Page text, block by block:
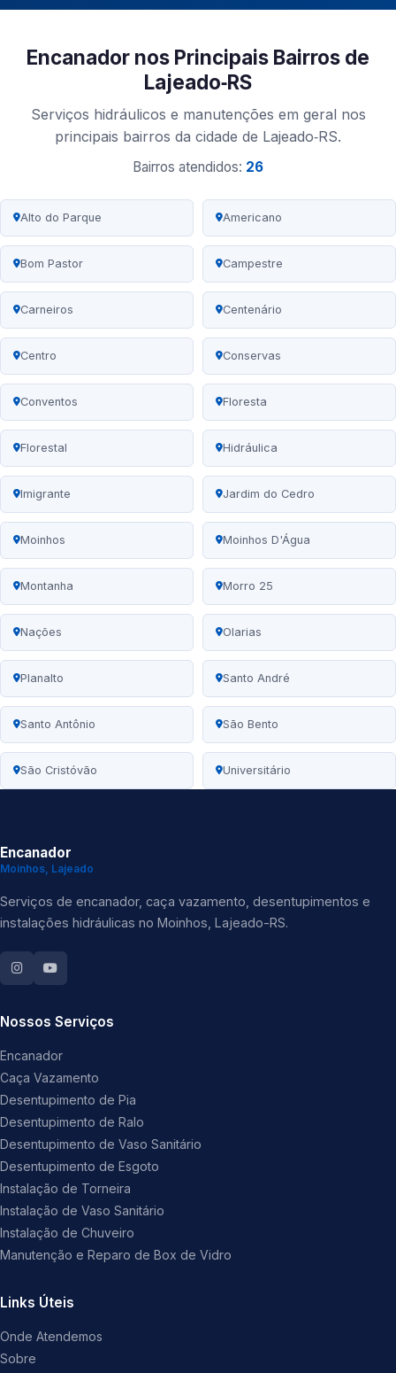
Encanador nos Principais Bairros de
Lajeado‑RS
Serviços hidráulicos e manutenções em geral nos
principais bairros da cidade de Lajeado‑RS.
Bairros atendidos: 26
Alto do Parque Americano
Bom Pastor Campestre
Carneiros Centenário
Centro Conservas
Conventos Floresta
Florestal Hidráulica
Imigrante Jardim do Cedro
Moinhos Moinhos D'Água
Montanha Morro 25
Nações Olarias
Planalto Santo André
Santo Antônio São Bento
São Cristóvão Universitário
Encanador
Moinhos, Lajeado
Serviços de encanador, caça vazamento, desentupimentos e
instalações hidráulicas no Moinhos, Lajeado-RS.
Nossos Serviços
Encanador
Caça Vazamento
Desentupimento de Pia
Desentupimento de Ralo
Desentupimento de Vaso Sanitário
Desentupimento de Esgoto
Instalação de Torneira
Instalação de Vaso Sanitário
Instalação de Chuveiro
Manutenção e Reparo de Box de Vidro
Links Úteis
Onde Atendemos
Sobre